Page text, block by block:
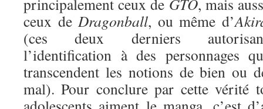
principalement ceux de GTO, mais
ceux deDragonball, ou même d’
(ces deux derniers
l’identification à des personnages
transcendent les notions de bien ou
mal). Pour conclure par cette vérité